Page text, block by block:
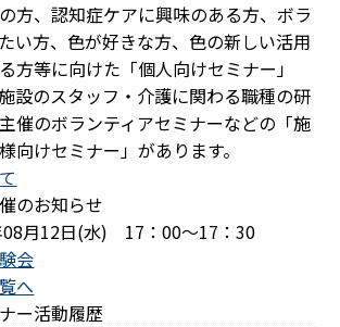
方、認知症ケアに興味のある方、ボラ
い方、色が好きな方、色の新しい活用
方等に向けた「個人向けセミナー」
設のスタッフ・介護に関わる職種の研
催のボランティアセミナーなどの「施
向けセミナー」があります。
のお知らせ
08月12日(水) 17：00～17：30
会
へ
ー活動履歴